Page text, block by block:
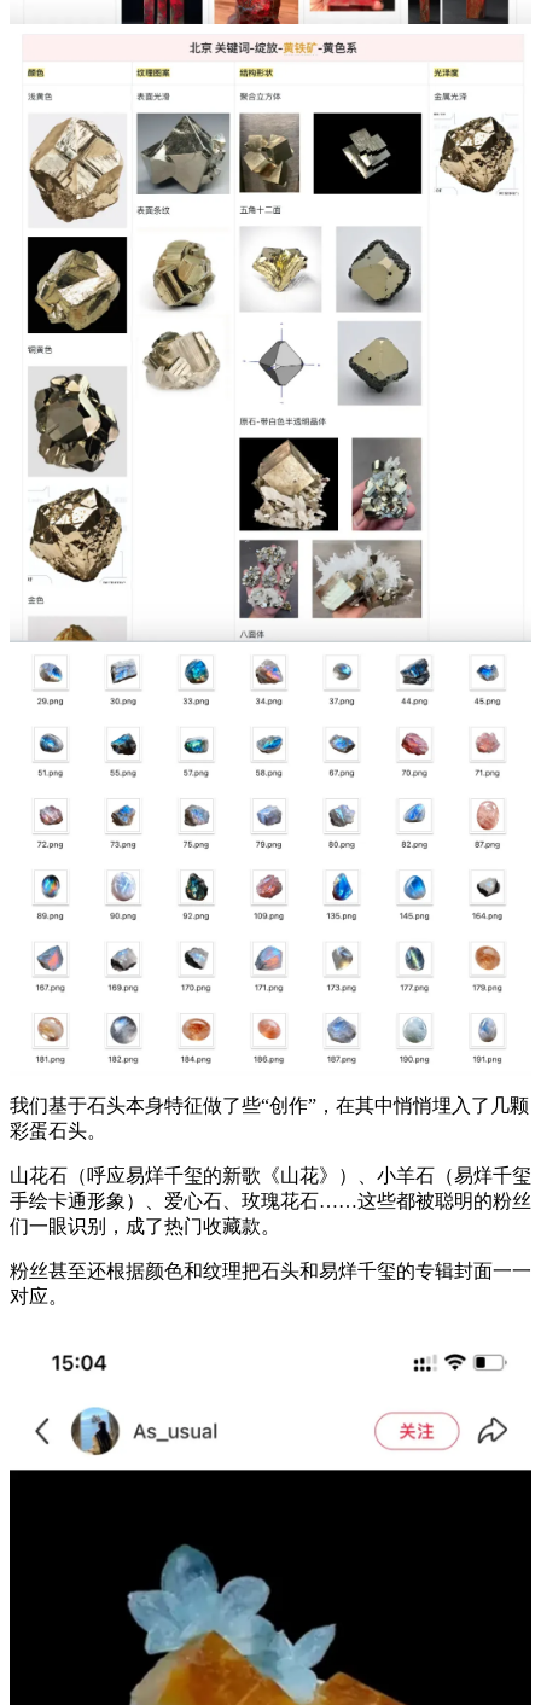
我们基于石头本身特征做了些“创作”，在其中悄悄埋入了几颗
彩蛋石头。
山花石（呼应易烊千玺的新歌《山花》）、小羊石（易烊千玺
手绘卡通形象）、爱心石、玫瑰花石……这些都被聪明的粉丝
们一眼识别，成了热门收藏款。
粉丝甚至还根据颜色和纹理把石头和易烊千玺的专辑封面一一
对应。